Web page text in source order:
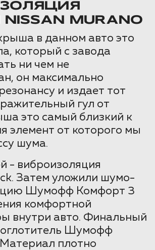
MURANO
в данном авто это
который с завода
ни чем не
он максимально
и издает тот
гул от
это самый близкий к
элемент от которого мы
шума.
- виброизоляция
Затем уложили шумо-
Шумофф Комфорт 3
комфортной
внутри авто. Финальный
Шумофф
Материал плотно